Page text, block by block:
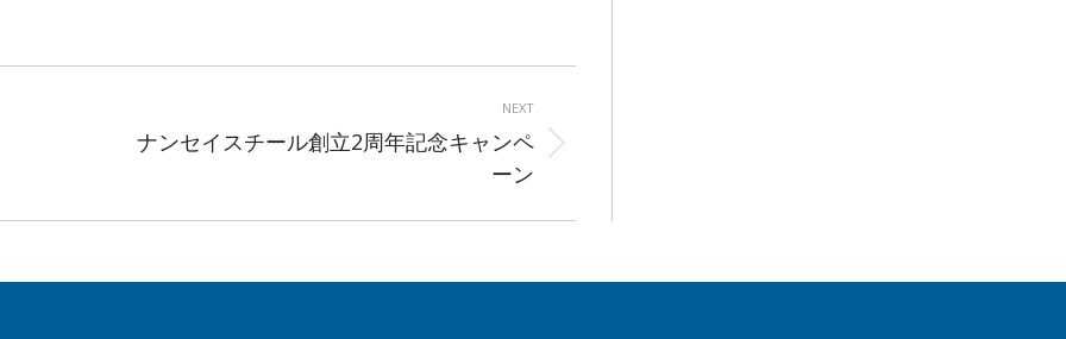
NEXT
Next
ナンセイスチール創立2周年記念キャンペ
ーン